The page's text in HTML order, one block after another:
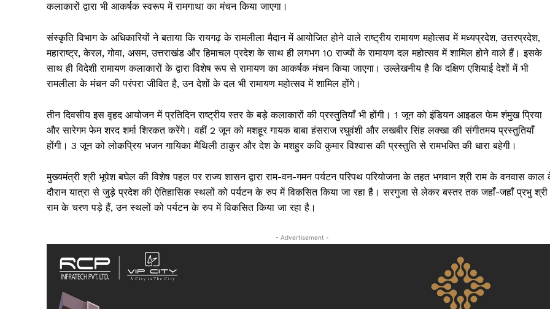
सिर्फ सच !!!
Khabarchalisa
Trending Now
देश दुनिया
शहर एवं राज्य
खेल खबर
मनोरंजन
कलाकारों द्वारा भी आकर्षक स्वरूप में रामगाथा का मंचन किया जाएगा।
संस्कृति विभाग के अधिकारियों ने बताया कि रायगढ़ के रामलीला मैदान में आयोजित होने वाले राष्ट्रीय रामायण महोत्सव में मध्यप्रदेश, उत्तरप्रदेश,
महाराष्ट्र, केरल, गोवा, असम, उत्तराखंड और हिमाचल प्रदेश के साथ ही लगभग 10 राज्यों के रामायण दल महोत्सव में शामिल होने वाले हैं। इसके
साथ ही विदेशी रामायण कलाकारों के द्वारा विशेष रूप से रामायण का आकर्षक मंचन किया जाएगा। उल्लेखनीय है कि दक्षिण एशियाई देशों में भी
रामलीला के मंचन की परंपरा जीवित है, उन देशों के दल भी रामायण महोत्सव में शामिल होंगे।
तीन दिवसीय इस वृहद आयोजन में प्रतिदिन राष्ट्रीय स्तर के बड़े कलाकारों की प्रस्तुतियाँ भी होंगी। 1 जून को इंडियन आइडल फेम शंमुख प्रिया
और सारेगम फेम शरद शर्मा शिरकत करेंगे। वहीं 2 जून को मशहूर गायक बाबा हंसराज रघुवंशी और लखबीर सिंह लक्खा की संगीतमय प्रस्तुतियाँ
होंगी। 3 जून को लोकप्रिय भजन गायिका मैथिली ठाकुर और देश के मशहुर कवि कुमार विश्वास की प्रस्तुति से रामभक्ति की धारा बहेगी।
मुख्यमंत्री श्री भूपेश बघेल की विशेष पहल पर राज्य शासन द्वारा राम-वन-गमन पर्यटन परिपथ परियोजना के तहत भगवान श्री राम के वनवास काल
दौरान यात्रा से जुड़े प्रदेश की ऐतिहासिक स्थलों को पर्यटन के रुप में विकसित किया जा रहा है। सरगुजा से लेकर बस्तर तक जहाँ-जहाँ प्रभु श्री
राम के चरण पड़े हैं, उन स्थलों को पर्यटन के रुप में विकसित किया जा रहा है।
- Advertisement -